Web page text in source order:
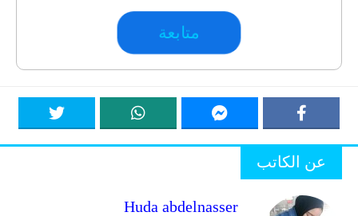
متابعة
عن الكاتب
Huda abdelnasser